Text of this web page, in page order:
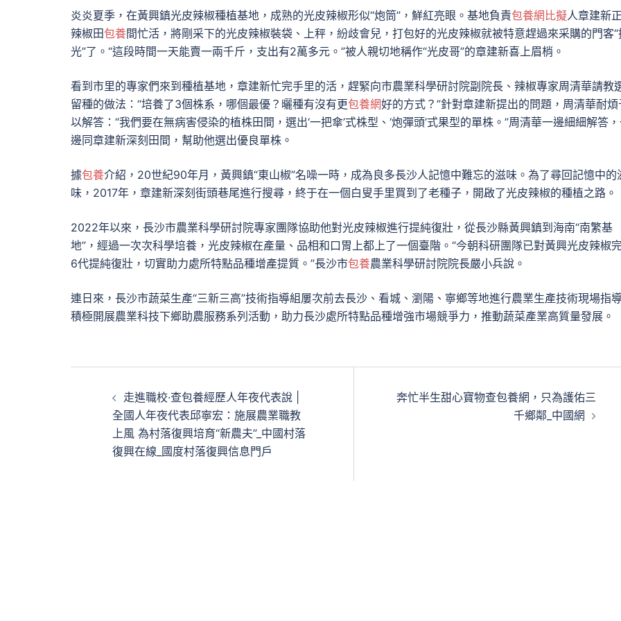
炎炎夏季，在黃興鎮光皮辣椒種植基地，成熟的光皮辣椒形似“炮筒”，鮮紅亮眼。基地負責包養網比擬人章建新
辣椒田包養間忙活，將剛采下的光皮辣椒裝袋、上秤，紛歧會兒，打包好的光皮辣椒就被特意趕過來采購的門客“
光”了。“這段時間一天能賣一兩千斤，支出有2萬多元。”被人親切地稱作“光皮哥”的章建新喜上眉梢。
看到市里的專家們來到種植基地，章建新忙完手里的活，趕緊向市農業科學研討院副院長、辣椒專家周清華請教
留種的做法：“培養了3個株系，哪個最優？曬種有沒有更包養網好的方式？”針對章建新提出的問題，周清華耐煩
以解答：“我們要在無病害侵染的植株田間，選出‘一把傘’式株型、‘炮彈頭’式果型的單株。”周清華一邊細細解答
邊同章建新深刻田間，幫助他選出優良單株。
據包養介紹，20世紀90年月，黃興鎮“東山椒”名噪一時，成為良多長沙人記憶中難忘的滋味。為了尋回記憶中的
味，2017年，章建新深刻街頭巷尾進行搜尋，終于在一個白叟手里買到了老種子，開啟了光皮辣椒的種植之路。
2022年以來，長沙市農業科學研討院專家團隊協助他對光皮辣椒進行提純復壯，從長沙縣黃興鎮到海南“南繁基
地”，經過一次次科學培養，光皮辣椒在產量、品相和口胃上都上了一個臺階。“今朝科研團隊已對黃興光皮辣椒
6代提純復壯，切實助力處所特點品種增產提質。”長沙市包養農業科學研討院院長嚴小兵說。
連日來，長沙市蔬菜生產“三新三高”技術指導組屢次前去長沙、看城、瀏陽、寧鄉等地進行農業生產技術現場指導
積極開展農業科技下鄉助農服務系列活動，助力長沙處所特點品種增強市場競爭力，推動蔬菜產業高質量發展。
走進職校·查包養經歷人年夜代表說 |
全國人年夜代表邱寧宏：施展農業職教
上風 為村落復興培育“新農夫”_中國村落
復興在線_國度村落復興信息門戶
奔忙半生甜心寶物查包養網，只為護佑三
千鄉鄰_中國網